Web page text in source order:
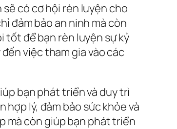
có cơ hội rèn luyện cho
đảm bảo an ninh mà còn
tốt để bạn rèn luyện sự kỷ
việc tham gia vào các
bạn phát triển và duy trì
lý, đảm bảo sức khỏe và
mà còn giúp bạn phát triển